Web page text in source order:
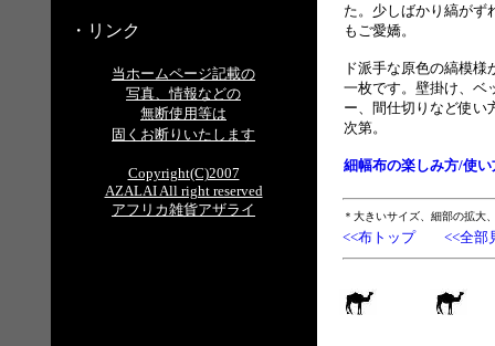
・リンク
当ホームページ記載の
写真、情報などの
無断使用等は
固くお断りいたします
Copyright(C)2007
AZALAI All right reserved
アフリカ雑貨アザライ
た。少しばかり縞がず
もご愛嬌。
ド派手な原色の縞模様
一枚です。壁掛け、ベ
ー、間仕切りなど使い
次第。
細幅布の楽しみ方/使い
＊大きいサイズ、細部の拡大
<<布トップ <<全部